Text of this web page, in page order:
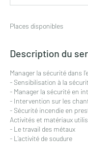
i
é
Places disponibles
Description du
Manager la sécurité dans
- Sensibilisation à la
- Manager la sécurité en
- Intervention sur les
- Sécurité incendie en
Activités et matériaux
- Le travail des métaux
- L’activité de soudure